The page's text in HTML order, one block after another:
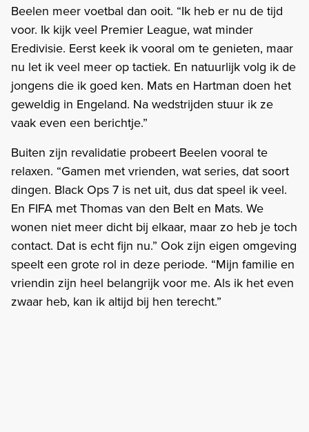
Beelen meer voetbal dan ooit. “Ik heb er nu de tijd
voor. Ik kijk veel Premier League, wat minder
Eredivisie. Eerst keek ik vooral om te genieten, maar
nu let ik veel meer op tactiek. En natuurlijk volg ik de
jongens die ik goed ken. Mats en Hartman doen het
geweldig in Engeland. Na wedstrijden stuur ik ze
vaak even een berichtje.”
Buiten zijn revalidatie probeert Beelen vooral te
relaxen. “Gamen met vrienden, wat series, dat soort
dingen. Black Ops 7 is net uit, dus dat speel ik veel.
En FIFA met Thomas van den Belt en Mats. We
wonen niet meer dicht bij elkaar, maar zo heb je toch
contact. Dat is echt fijn nu.” Ook zijn eigen omgeving
speelt een grote rol in deze periode. “Mijn familie en
vriendin zijn heel belangrijk voor me. Als ik het even
zwaar heb, kan ik altijd bij hen terecht.”